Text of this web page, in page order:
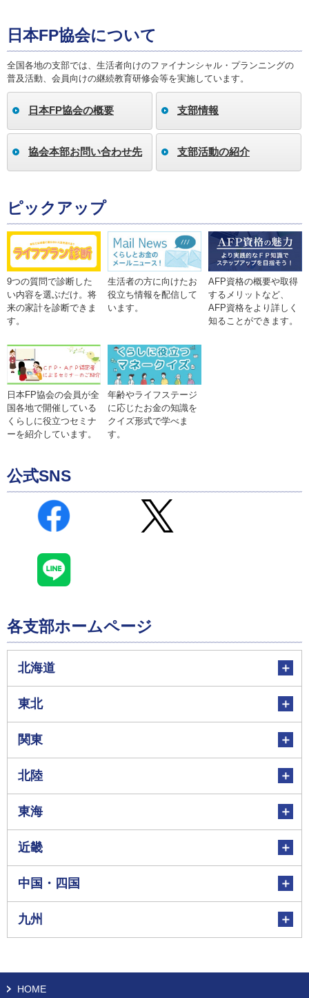
日本FP協会について
全国各地の支部では、生活者向けのファイナンシャル・プランニングの
普及活動、会員向けの継続教育研修会等を実施しています。
日本FP協会の概要 支部情報
協会本部お問い合わせ先 支部活動の紹介
ピックアップ
9つの質問で診断した
い内容を選ぶだけ。将
来の家計を診断できま
す。
生活者の方に向けたお
役立ち情報を配信して
います。
AFP資格の概要や取得
するメリットなど、
AFP資格をより詳しく
知ることができます。
日本FP協会の会員が全
国各地で開催している
くらしに役立つセミナ
ーを紹介しています。
年齢やライフステージ
に応じたお金の知識を
クイズ形式で学べま
す。
公式SNS
各支部ホームページ
北海道
東北
関東
北陸
東海
近畿
中国・四国
九州
HOME